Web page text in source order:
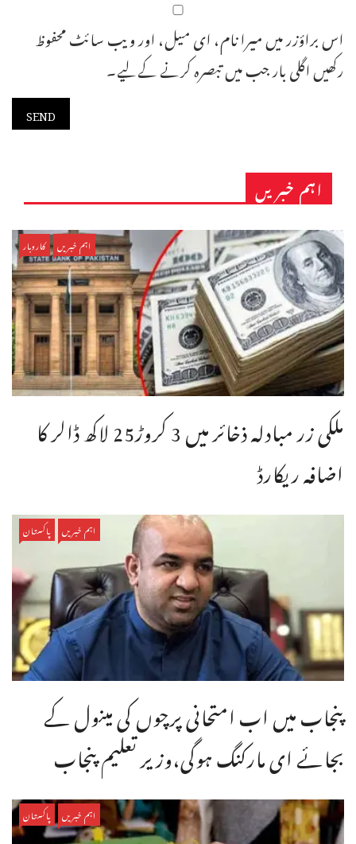
اس براؤزر میں میرا نام، ای میل، اور ویب سائٹ محفوظ
رکھیں اگلی بار جب میں تبصرہ کرنے کےلیے۔
اہم خبریں
اہم خبریں کاروبار
ملکی زر مبادلہ ذخائر میں 3 کروڑ25 لاکھ ڈالر کا
اضافہ ریکارڈ
اہم خبریں پاکستان
پنجاب میں اب امتحانی پرچوں کی مینول کے
بجائے ای مارکنگ ہوگی،وزیر تعلیم پنجاب
اہم خبریں پاکستان